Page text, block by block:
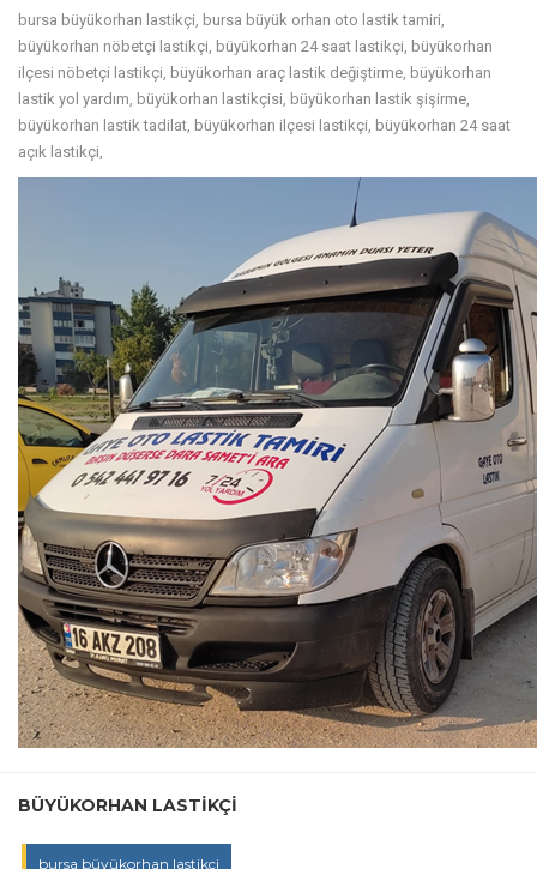
bursa büyükorhan lastikçi, bursa büyük orhan oto lastik tamiri,
büyükorhan nöbetçi lastikçi, büyükorhan 24 saat lastikçi, büyükorhan
ilçesi nöbetçi lastikçi, büyükorhan araç lastik değiştirme, büyükorhan
lastik yol yardım, büyükorhan lastikçisi, büyükorhan lastik şişirme,
büyükorhan lastik tadilat, büyükorhan ilçesi lastikçi, büyükorhan 24 saat
açık lastikçi,
BÜYÜKORHAN LASTIKÇI
bursa büyükorhan lastikçi